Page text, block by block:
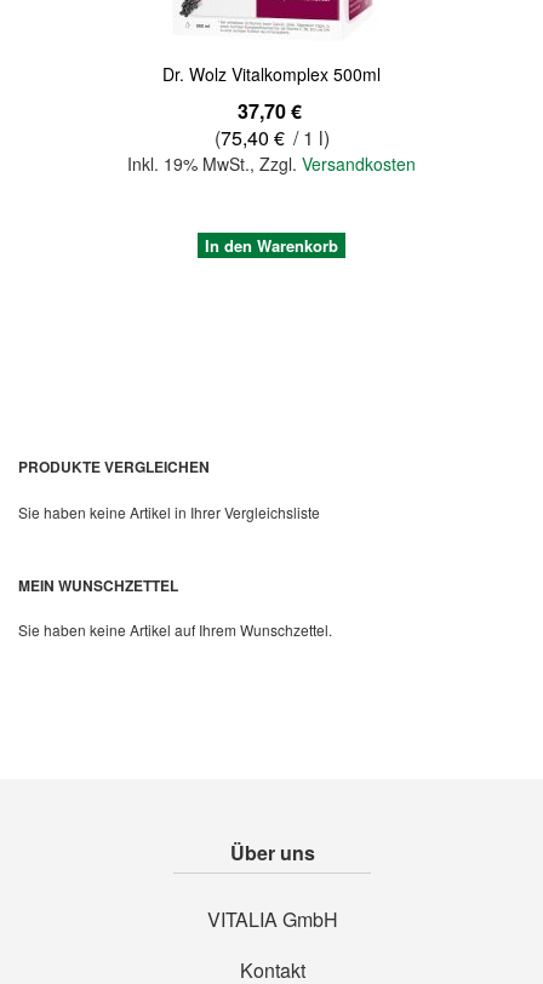
Dr. Wolz Vitalkomplex 500ml
37,70 €
(75,40 € / 1 l)
Inkl. 19% MwSt., Zzgl. Versandkosten
Quickview
In den Warenkorb
PRODUKTE VERGLEICHEN
Sie haben keine Artikel in Ihrer Vergleichsliste
MEIN WUNSCHZETTEL
Sie haben keine Artikel auf Ihrem Wunschzettel.
Über uns
VITALIA GmbH
Kontakt